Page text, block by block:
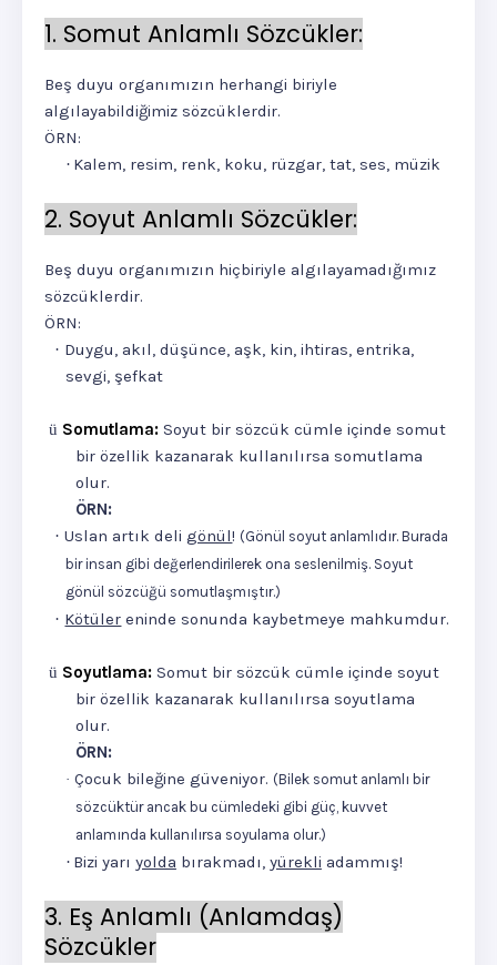
1. Somut Anlamlı Sözcükler:
Beş duyu organımızın herhangi biriyle
algılayabildiğimiz sözcüklerdir.
ÖRN:
· Kalem, resim, renk, koku, rüzgar, tat, ses, müzik
2. Soyut Anlamlı Sözcükler:
Beş duyu organımızın hiçbiriyle algılayamadığımız
sözcüklerdir.
ÖRN:
· Duygu, akıl, düşünce, aşk, kin, ihtiras, entrika,
sevgi, şefkat
ü Somutlama: Soyut bir sözcük cümle içinde somut
bir özellik kazanarak kullanılırsa somutlama
olur.
ÖRN:
· Uslan artık deligönül! (Gönül soyut anlamlıdır. Burada
bir insan gibi değerlendirilerek ona seslenilmiş. Soyut
gönül sözcüğü somutlaşmıştır.)
· Kötüler eninde sonunda kaybetmeye mahkumdur.
ü Soyutlama: Somut bir sözcük cümle içinde soyut
bir özellik kazanarak kullanılırsa soyutlama
olur.
ÖRN:
· Çocuk bileğine güveniyor. (Bilek somut anlamlı bir
sözcüktür ancak bu cümledeki gibi güç, kuvvet
anlamında kullanılırsa soyulama olur.)
· Bizi yarı yolda bırakmadı, yürekli adammış!
3. Eş Anlamlı (Anlamdaş)
Sözcükler